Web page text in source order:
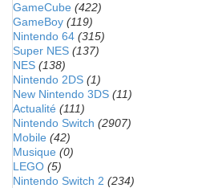
GameCube (422)
GameBoy (119)
Nintendo 64 (315)
Super NES (137)
NES (138)
Nintendo 2DS (1)
New Nintendo 3DS (11)
Actualité (111)
Nintendo Switch (2907)
Mobile (42)
Musique (0)
LEGO (5)
Nintendo Switch 2 (234)